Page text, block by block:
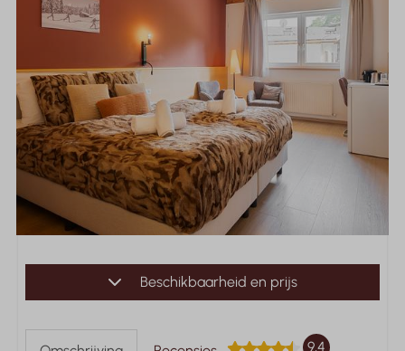
Beschikbaarheid en prijs
9,4